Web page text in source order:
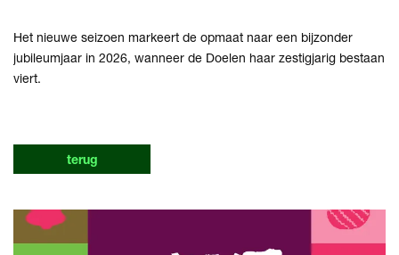
Het nieuwe seizoen markeert de opmaat naar een bijzonder
jubileumjaar in 2026, wanneer de Doelen haar zestigjarig bestaan
viert.
terug